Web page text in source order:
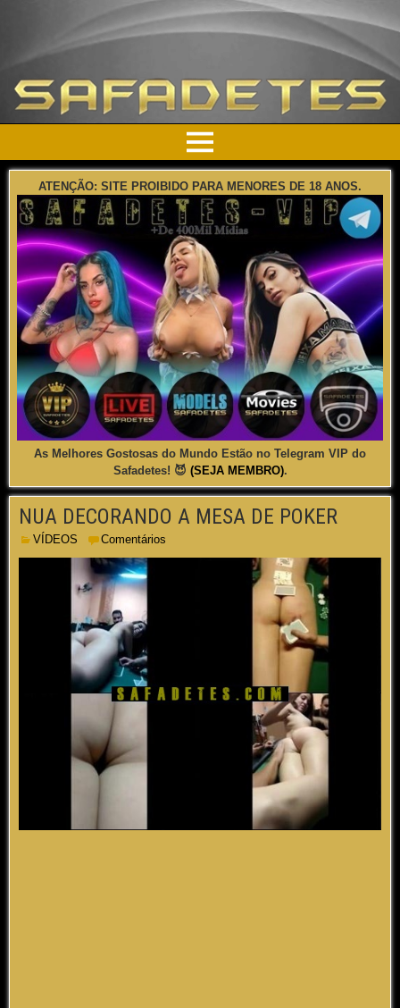
ATENÇÃO: SITE PROIBIDO PARA MENORES DE 18 ANOS.
As Melhores Gostosas do Mundo Estão no Telegram VIP do
Safadetes! 😈 (SEJA MEMBRO).
NUA DECORANDO A MESA DE POKER
VÍDEOS Comentários